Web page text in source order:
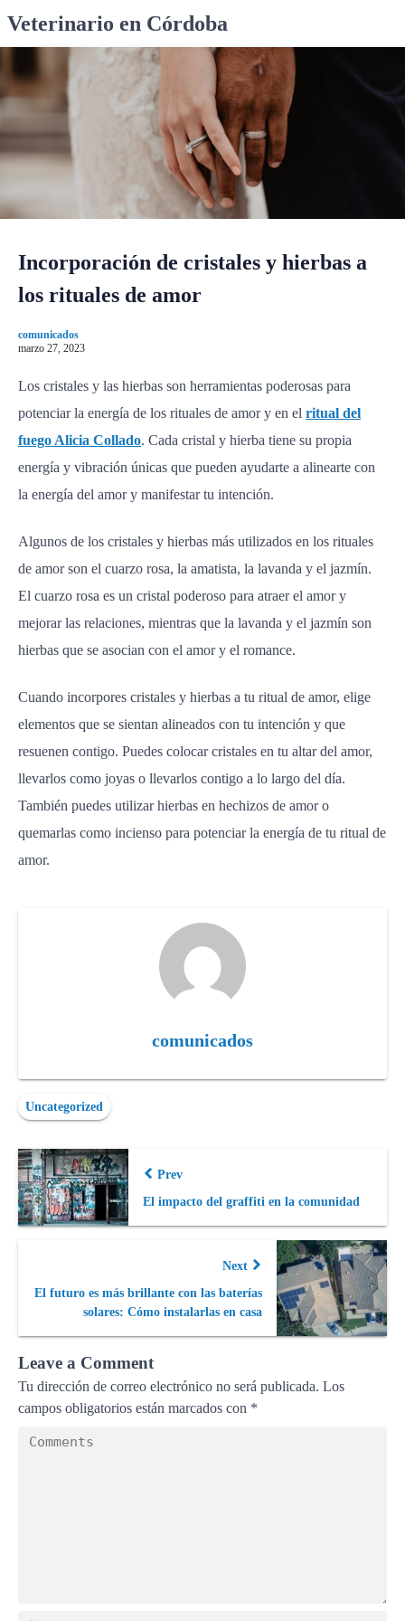
p
t
o
t
Veterinario en Córdoba
Incorporación de cristales y hierbas a
los rituales de amor
comunicados
marzo 27, 2023
Los cristales y las hierbas son herramientas poderosas para
potenciar la energía de los rituales de amor y en el ritual del
fuego Alicia Collado. Cada cristal y hierba tiene su propia
energía y vibración únicas que pueden ayudarte a alinearte con
la energía del amor y manifestar tu intención.
Algunos de los cristales y hierbas más utilizados en los rituales
de amor son el cuarzo rosa, la amatista, la lavanda y el jazmín.
El cuarzo rosa es un cristal poderoso para atraer el amor y
mejorar las relaciones, mientras que la lavanda y el jazmín son
hierbas que se asocian con el amor y el romance.
Cuando incorpores cristales y hierbas a tu ritual de amor, elige
elementos que se sientan alineados con tu intención y que
resuenen contigo. Puedes colocar cristales en tu altar del amor,
llevarlos como joyas o llevarlos contigo a lo largo del día.
También puedes utilizar hierbas en hechizos de amor o
quemarlas como incienso para potenciar la energía de tu ritual de
amor.
comunicados
Uncategorized
Prev
El impacto del graffiti en la comunidad
Next
El futuro es más brillante con las baterías
solares: Cómo instalarlas en casa
Leave a Comment
Tu dirección de correo electrónico no será publicada. Los
campos obligatorios están marcados con *